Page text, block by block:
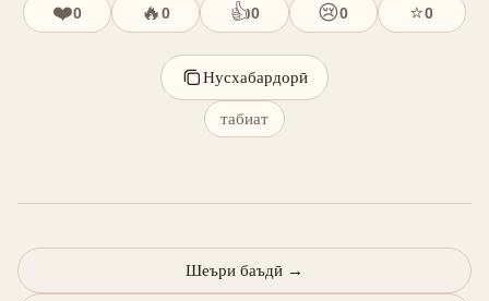
❤️0 🔥0 👍0 😢0 ⭐0
Нусхабардорӣ
табиат
Шеъри баъдӣ →